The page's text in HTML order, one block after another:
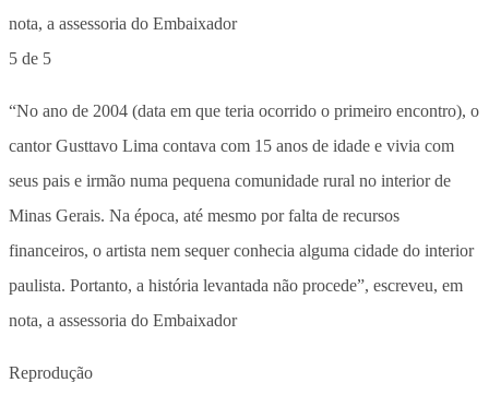
5 de 5
“No ano de 2004 (data em que teria ocorrido o primeiro encontro), o
cantor Gusttavo Lima contava com 15 anos de idade e vivia com
seus pais e irmão numa pequena comunidade rural no interior de
Minas Gerais. Na época, até mesmo por falta de recursos
financeiros, o artista nem sequer conhecia alguma cidade do interior
paulista. Portanto, a história levantada não procede”, escreveu, em
nota, a assessoria do Embaixador
Reprodução